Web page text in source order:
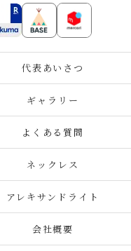
代表あいさつ
ギャラリー
よくある質問
ネックレス
アレキサンドライト
会社概要